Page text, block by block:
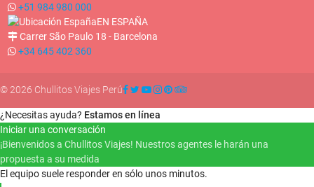
+51 984 980 000
EN ESPAÑA
Carrer São Paulo 18 - Barcelona
+34 645 402 360
© 2026 Chullitos Viajes Perú
¿Necesitas ayuda? Estamos en línea
Iniciar una conversación
¡Bienvenidos a Chullitos Viajes! Nuestros agentes le harán una
propuesta a su medida
El equipo suele responder en sólo unos minutos.